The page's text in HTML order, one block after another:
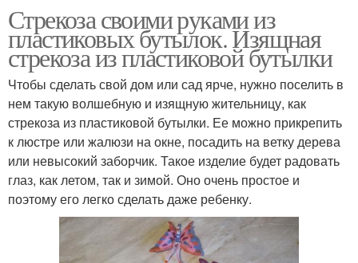
Стрекоза своими руками из
пластиковых бутылок. Изящная
стрекоза из пластиковой бутылки
Чтобы сделать свой дом или сад ярче, нужно поселить в
нем такую волшебную и изящную жительницу, как
стрекоза из пластиковой бутылки. Ее можно прикрепить
к люстре или жалюзи на окне, посадить на ветку дерева
или невысокий заборчик. Такое изделие будет радовать
глаз, как летом, так и зимой. Оно очень простое и
поэтому его легко сделать даже ребенку.